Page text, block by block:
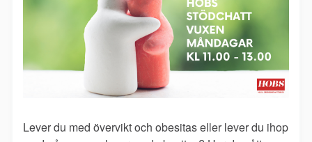
Lever du med övervikt och obesitas eller lever du ihop